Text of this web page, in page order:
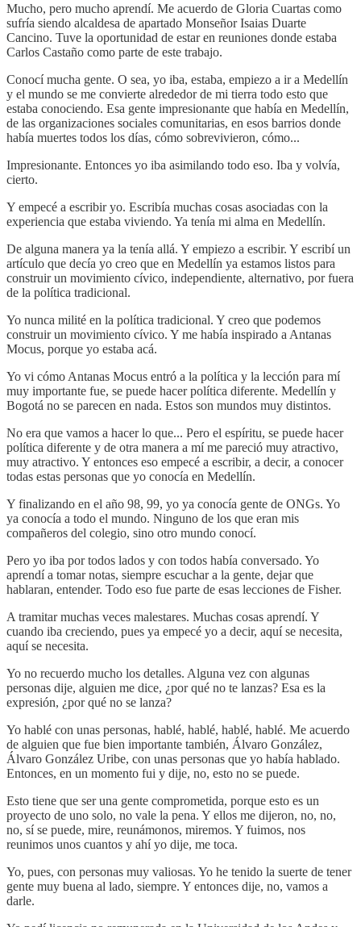
Mucho, pero mucho aprendí. Me acuerdo de Gloria Cuartas como
sufría siendo alcaldesa de apartado Monseñor Isaias Duarte
Cancino. Tuve la oportunidad de estar en reuniones donde estaba
Carlos Castaño como parte de este trabajo.
Conocí mucha gente. O sea, yo iba, estaba, empiezo a ir a Medellín
y el mundo se me convierte alrededor de mi tierra todo esto que
estaba conociendo. Esa gente impresionante que había en Medellín,
de las organizaciones sociales comunitarias, en esos barrios donde
había muertes todos los días, cómo sobrevivieron, cómo...
Impresionante. Entonces yo iba asimilando todo eso. Iba y volvía,
cierto.
Y empecé a escribir yo. Escribía muchas cosas asociadas con la
experiencia que estaba viviendo. Ya tenía mi alma en Medellín.
De alguna manera ya la tenía allá. Y empiezo a escribir. Y escribí un
artículo que decía yo creo que en Medellín ya estamos listos para
construir un movimiento cívico, independiente, alternativo, por fuera
de la política tradicional.
Yo nunca milité en la política tradicional. Y creo que podemos
construir un movimiento cívico. Y me había inspirado a Antanas
Mocus, porque yo estaba acá.
Yo vi cómo Antanas Mocus entró a la política y la lección para mí
muy importante fue, se puede hacer política diferente. Medellín y
Bogotá no se parecen en nada. Estos son mundos muy distintos.
No era que vamos a hacer lo que... Pero el espíritu, se puede hacer
política diferente y de otra manera a mí me pareció muy atractivo,
muy atractivo. Y entonces eso empecé a escribir, a decir, a conocer
todas estas personas que yo conocía en Medellín.
Y finalizando en el año 98, 99, yo ya conocía gente de ONGs. Yo
ya conocía a todo el mundo. Ninguno de los que eran mis
compañeros del colegio, sino otro mundo conocí.
Pero yo iba por todos lados y con todos había conversado. Yo
aprendí a tomar notas, siempre escuchar a la gente, dejar que
hablaran, entender. Todo eso fue parte de esas lecciones de Fisher.
A tramitar muchas veces malestares. Muchas cosas aprendí. Y
cuando iba creciendo, pues ya empecé yo a decir, aquí se necesita,
aquí se necesita.
Yo no recuerdo mucho los detalles. Alguna vez con algunas
personas dije, alguien me dice, ¿por qué no te lanzas? Esa es la
expresión, ¿por qué no se lanza?
Yo hablé con unas personas, hablé, hablé, hablé, hablé. Me acuerdo
de alguien que fue bien importante también, Álvaro González,
Álvaro González Uribe, con unas personas que yo había hablado.
Entonces, en un momento fui y dije, no, esto no se puede.
Esto tiene que ser una gente comprometida, porque esto es un
proyecto de uno solo, no vale la pena. Y ellos me dijeron, no, no,
no, sí se puede, mire, reunámonos, miremos. Y fuimos, nos
reunimos unos cuantos y ahí yo dije, me toca.
Yo, pues, con personas muy valiosas. Yo he tenido la suerte de tener
gente muy buena al lado, siempre. Y entonces dije, no, vamos a
darle.